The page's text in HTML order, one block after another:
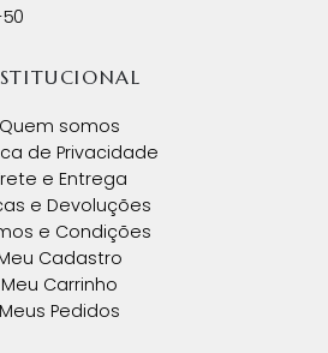
Quem somos
de Privacidade
e Entrega
e Devoluções
e Condições
Cadastro
Meu Carrinho
Meus Pedidos